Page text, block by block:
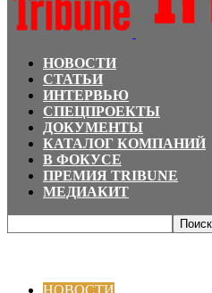
НОВОСТИ
СТАТЬИ
ИНТЕРВЬЮ
СПЕЦПРОЕКТЫ
ДОКУМЕНТЫ
КАТАЛОГ КОМПАНИЙ
В ФОКУСЕ
ПРЕМИЯ TRIBUNE
МЕДИАКИТ
НОВОСТИ